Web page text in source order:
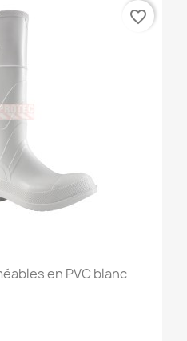
en PVC blanc
favorite_border